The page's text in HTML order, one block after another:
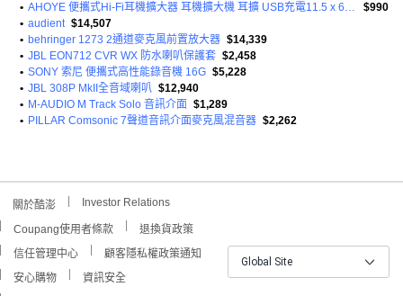
•
AHOYE 便攜式Hi-Fi耳機擴大器 耳機擴大機 耳擴 USB充電11.5 x 6.5 x 1.5cm 100g
$990
• audient $14,507
• behringer 1273 2通道麥克風前置放大器 $14,339
• JBL EON712 CVR WX 防水喇叭保護套 $2,458
• SONY 索尼 便攜式高性能錄音機 16G $5,228
• JBL 308P MkII全音域喇叭 $12,940
• M-AUDIO M Track Solo 音訊介面 $1,289
• PILLAR Comsonic 7聲道音訊介面麥克風混音器 $2,262
關於酷澎 Investor Relations
Coupang使用者條款
退換貨政策
信任管理中心
顧客隱私權政策通知
安心購物
資訊安全
Global Site